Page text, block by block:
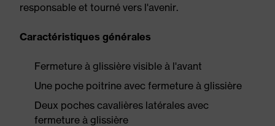
responsable et tourné vers l'avenir.
Caractéristiques générales
Fermeture à glissière visible à l'avant
Une poche poitrine avec fermeture à glissière
Deux poches cavalières latérales avec
fermeture à glissière